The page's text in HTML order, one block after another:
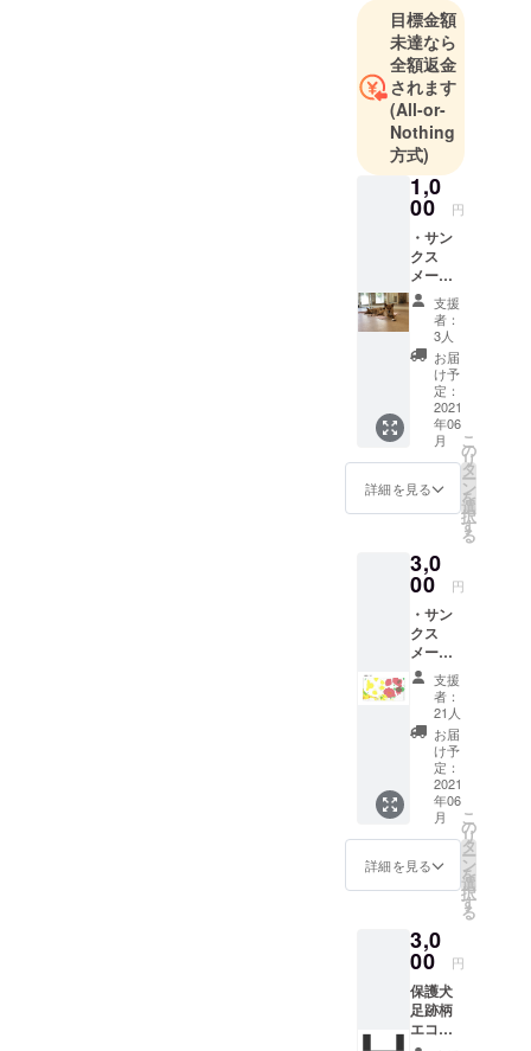
市出身。福
岡県立八女
高校卒業。
福岡工業大
学電気工学
部卒業。
小学校時代
は野球、水
泳、剣道を
習う。中
学〜大学ま
ではスラム
ダンクの影
響でバス
ケットボー
属。大学在
学中に福岡
SOSモデル
エージェン
趣味は読
書、映画鑑
賞。犬の散
歩。サウ
ナ。文房
具。物心つ
いた頃から
犬がいる生
活を送る。
2011年9月
NPO法人ワ
が運営する
都市型保護
犬譲渡施設
『しっぽ
目標金額
未達なら
全額返金
されます
(All-or-
Nothing
方式)
1,0
00 円
・サン
クス
メール
支援し
ていた
だいた
方へ感
謝の
メール
を送ら
せてい
ただき
ます。
支援
者：
3人
お届
け予
定：
2021
年06
月
詳細を見る
こ
の
リ
タ
ー
ン
を
選
択
す
る
3,0
00 円
・サン
クス
メール
支援し
ていた
だいた
方へ感
謝の
メール
を送ら
せてい
ただき
ます。
・マス
クケー
オリジ
ナルマ
スク
ケース
を1個送
らせて
支援
者：
21人
お届
け予
定：
2021
年06
月
詳細を見る
こ
の
リ
タ
ー
ン
を
選
択
す
る
3,0
00 円
保護犬
足跡柄
エコ